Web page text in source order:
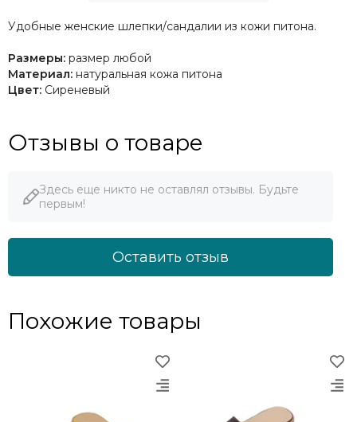
Удобные женские шлепки/сандалии из кожи питона.
Размеры: размер любой
Материал: натуральная кожа питона
Цвет: Сиреневый
Отзывы о товаре
Здесь еще никто не оставлял отзывы. Будьте
первым!
Оставить отзыв
Похожие товары